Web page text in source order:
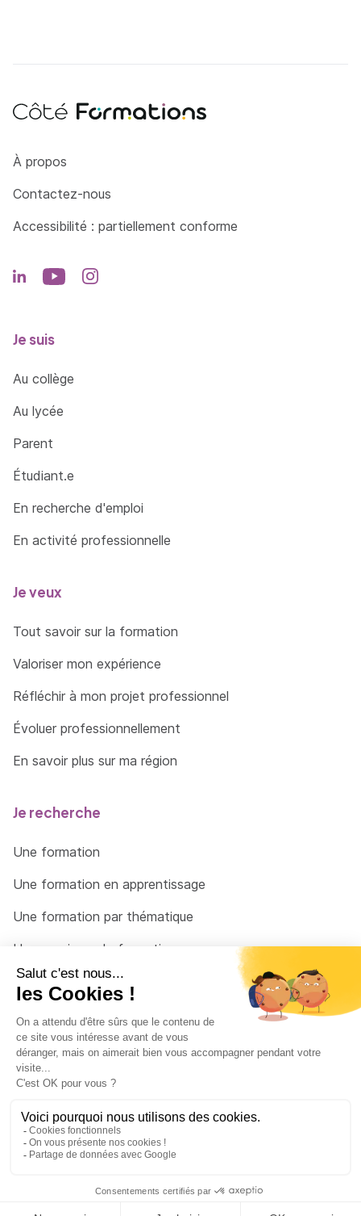
Côté Formations
À propos
Contactez-nous
Accessibilité : partiellement conforme
Je suis
Au collège
Au lycée
Parent
Étudiant.e
En recherche d'emploi
En activité professionnelle
Je veux
Tout savoir sur la formation
Valoriser mon expérience
Réfléchir à mon projet professionnel
Évoluer professionnellement
En savoir plus sur ma région
Je recherche
Une formation
Une formation en apprentissage
Une formation par thématique
Un organisme de formation
Un conseiller
Une solution pour raccrocher
© 2026 - Côté Formations - par Via Compétences
Menu Pied de page
Mentions Légales
Politique de confidentialité